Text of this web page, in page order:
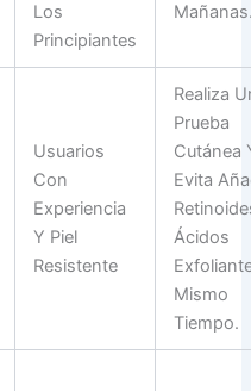
Los
Principiantes
Usuarios
Con
Experiencia
Y Piel
Resistente
Realiza
Prueba
Cutánea
Evita
Ácidos
Mismo
Tiempo.